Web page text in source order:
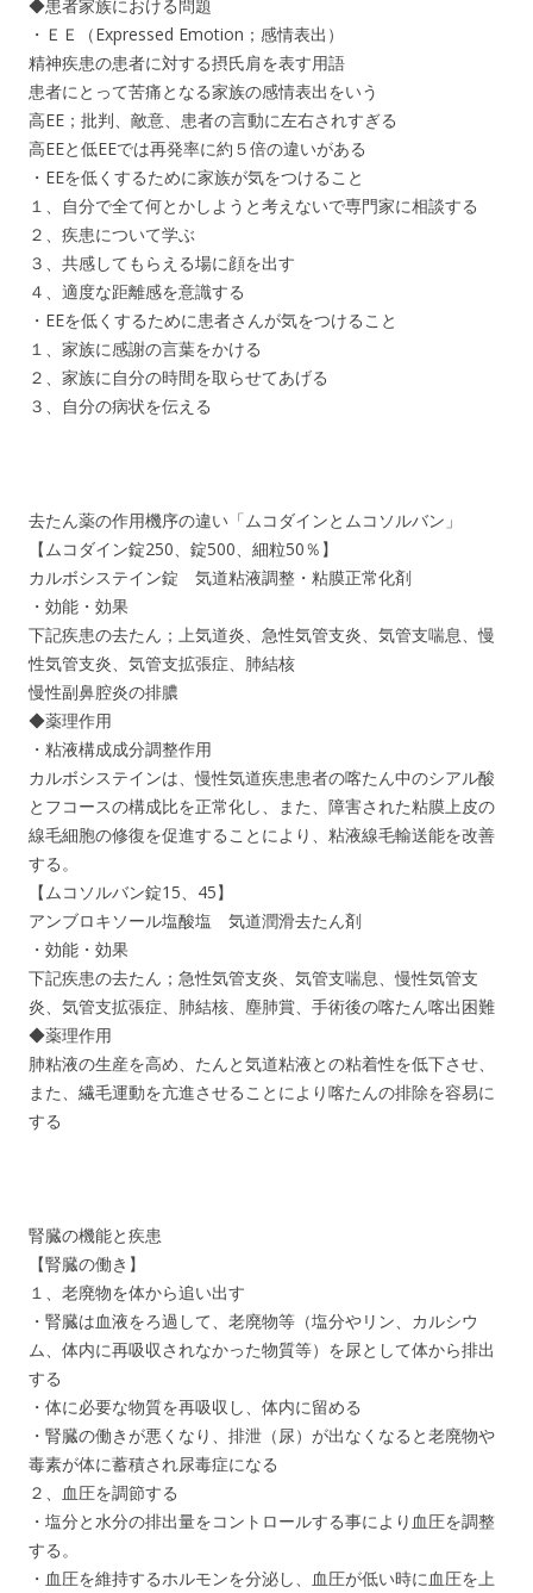
◆患者家族における問題
・ＥＥ（Expressed Emotion；感情表出）
精神疾患の患者に対する摂氏肩を表す用語
患者にとって苦痛となる家族の感情表出をいう
高EE；批判、敵意、患者の言動に左右されすぎる
高EEと低EEでは再発率に約５倍の違いがある
・EEを低くするために家族が気をつけること
１、自分で全て何とかしようと考えないで専門家に相談する
２、疾患について学ぶ
３、共感してもらえる場に顔を出す
４、適度な距離感を意識する
・EEを低くするために患者さんが気をつけること
１、家族に感謝の言葉をかける
２、家族に自分の時間を取らせてあげる
３、自分の病状を伝える
去たん薬の作用機序の違い「ムコダインとムコソルバン」
【ムコダイン錠250、錠500、細粒50％】
カルボシステイン錠 気道粘液調整・粘膜正常化剤
・効能・効果
下記疾患の去たん；上気道炎、急性気管支炎、気管支喘息、慢
性気管支炎、気管支拡張症、肺結核
慢性副鼻腔炎の排膿
◆薬理作用
・粘液構成成分調整作用
カルボシステインは、慢性気道疾患患者の喀たん中のシアル酸
とフコースの構成比を正常化し、また、障害された粘膜上皮の
線毛細胞の修復を促進することにより、粘液線毛輸送能を改善
する。
【ムコソルバン錠15、45】
アンブロキソール塩酸塩 気道潤滑去たん剤
・効能・効果
下記疾患の去たん；急性気管支炎、気管支喘息、慢性気管支
炎、気管支拡張症、肺結核、塵肺賞、手術後の喀たん喀出困難
◆薬理作用
肺粘液の生産を高め、たんと気道粘液との粘着性を低下させ、
また、繊毛運動を亢進させることにより喀たんの排除を容易に
する
腎臓の機能と疾患
【腎臓の働き】
１、老廃物を体から追い出す
・腎臓は血液をろ過して、老廃物等（塩分やリン、カルシウ
ム、体内に再吸収されなかった物質等）を尿として体から排出
する
・体に必要な物質を再吸収し、体内に留める
・腎臓の働きが悪くなり、排泄（尿）が出なくなると老廃物や
毒素が体に蓄積され尿毒症になる
２、血圧を調節する
・塩分と水分の排出量をコントロールする事により血圧を調整
する。
・血圧を維持するホルモンを分泌し、血圧が低い時に血圧を上